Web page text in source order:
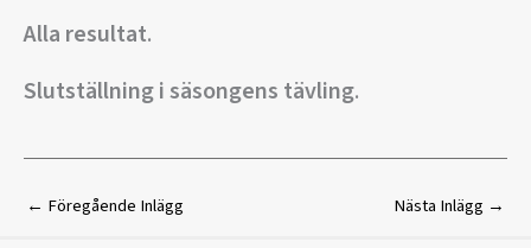
Alla resultat.
Slutställning i säsongens tävling.
← Föregående Inlägg Nästa Inlägg →